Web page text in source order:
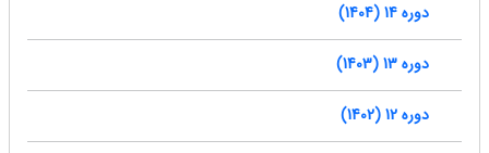
دوره 14 (1404)
دوره 13 (1403)
دوره 12 (1402)